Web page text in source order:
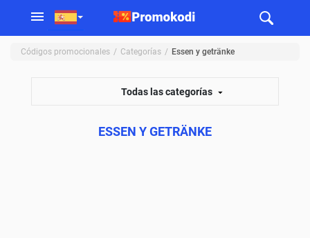
Códigos promocionales Categorías Essen y getränke
Todas las categorías
ESSEN Y GETRÄNKE